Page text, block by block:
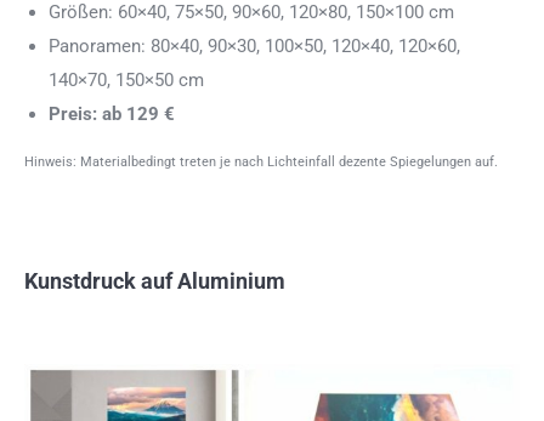
Größen: 60×40, 75×50, 90×60, 120×80, 150×100 cm
Panoramen: 80×40, 90×30, 100×50, 120×40, 120×60,
140×70, 150×50 cm
Preis: ab 129 €
Hinweis: Materialbedingt treten je nach Lichteinfall dezente Spiegelungen auf.
Kunstdruck auf Aluminium